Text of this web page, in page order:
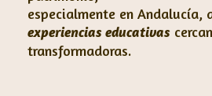
especialmente en Andalucía,
experiencias educativas
transformadoras.